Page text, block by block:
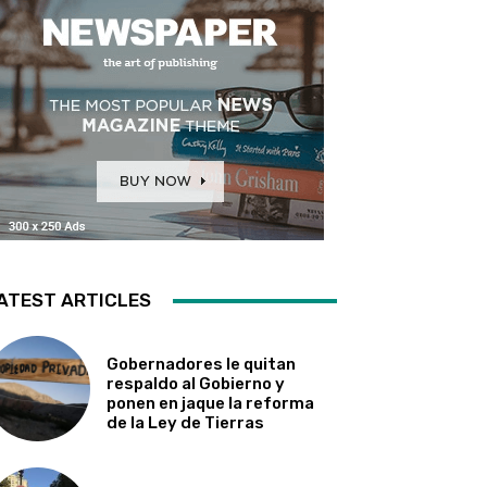
ARTICLES
Gobernadores le quitan
respaldo al Gobierno y
ponen en jaque la reforma
de la Ley de Tierras